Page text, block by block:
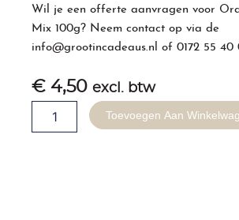
Wil je een offerte aanvragen voor
Mix 100g? Neem contact op via de
info@grootincadeaus.nl of0172 55 40
€ 4,50 excl. btw
Flikken
Toevoegen Aan